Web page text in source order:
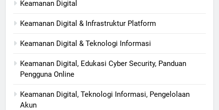
Keamanan Digital
Keamanan Digital & Infrastruktur Platform
Keamanan Digital & Teknologi Informasi
Keamanan Digital, Edukasi Cyber Security, Panduan
Pengguna Online
Keamanan Digital, Teknologi Informasi, Pengelolaan
Akun